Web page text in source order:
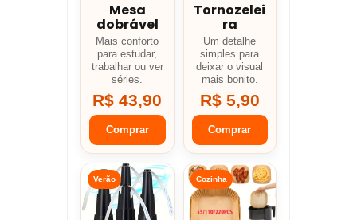
Mesa
dobrável
Mais conforto
para estudar,
trabalhar ou ver
séries.
R$ 43,90
Comprar
Tornozelei
ra
Um detalhe
simples para
deixar o visual
mais bonito.
R$ 5,90
Comprar
Verão Cozinha